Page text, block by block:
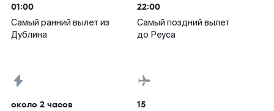
01:00
Самый ранний вылет из
Дублина
22:00
Самый поздний вылет
до Реуса
около 2 часов 15